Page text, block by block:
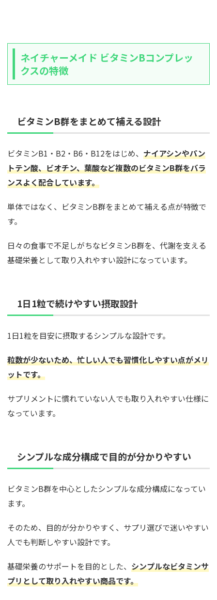
ネイチャーメイド ビタミンBコンプレッ
クスの特徴
ビタミンB群をまとめて補える設計
ビタミンB1・B2・B6・B12をはじめ、 ナイアシンやパン
トテン酸、ビオチン、葉酸など複数のビタミンB群をバラ
ンスよく配合しています。
単体ではなく、ビタミンB群をまとめて補える点が特徴で
す。
日々の食事で不足しがちなビタミンB群を、代謝を支える
基礎栄養として取り入れやすい設計になっています。
1日1粒で続けやすい摂取設計
1日1粒を目安に摂取するシンプルな設計です。
粒数が少ないため、忙しい人でも習慣化しやすい点がメリ
ットです。
サプリメントに慣れていない人でも取り入れやすい仕様に
なっています。
シンプルな成分構成で目的が分かりやすい
ビタミンB群を中心としたシンプルな成分構成になってい
ます。
そのため、目的が分かりやすく、サプリ選びで迷いやすい
人でも判断しやすい設計です。
基礎栄養のサポートを目的とした、 シンプルなビタミンサ
プリとして取り入れやすい商品です。